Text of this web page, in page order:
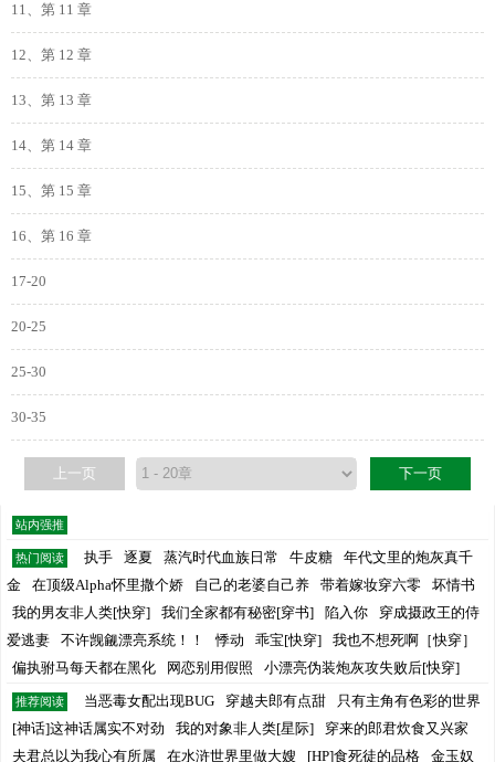
11、第 11 章
12、第 12 章
13、第 13 章
14、第 14 章
15、第 15 章
16、第 16 章
17-20
20-25
25-30
30-35
上一页 下一页
站内强推
热门阅读 执手 逐夏 蒸汽时代血族日常 牛皮糖
年代文里的炮灰真千
金
在顶级Alpha怀里撒个娇 自己的老婆自己养 带着嫁妆穿六零
坏情书
我的男友非人类[快穿]
我们全家都有秘密[穿书] 陷入你
穿成摄政王的侍
爱逃妻
不许觊觎漂亮系统！！ 悸动 乖宝[快穿]
我也不想死啊［快穿］
偏执驸马每天都在黑化
网恋别用假照 小漂亮伪装炮灰攻失败后[快穿]
推荐阅读 当恶毒女配出现BUG 穿越夫郎有点甜
只有主角有色彩的世界
[神话]这神话属实不对劲
我的对象非人类[星际]
穿来的郎君炊食又兴家
夫君总以为我心有所属
在水浒世界里做大嫂 [HP]食死徒的品格 金玉奴